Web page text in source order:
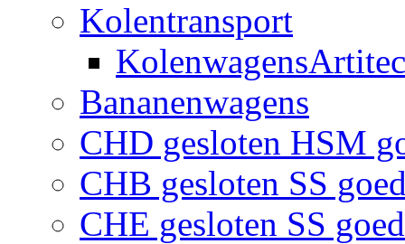
Kolentransport
KolenwagensArtitec
Bananenwagens
CHD gesloten HSM
CHB gesloten SS
CHE gesloten SS